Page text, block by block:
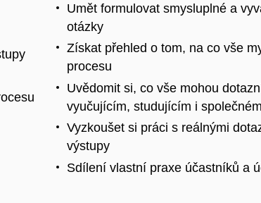
Umět formulovat smysluplné a
otázky
Získat přehled o tom, na co vše
procesu
Uvědomit si, co vše mohou
vyučujícím, studujícím i
Vyzkoušet si práci s reálnými
výstupy
Sdílení vlastní praxe účastníků a